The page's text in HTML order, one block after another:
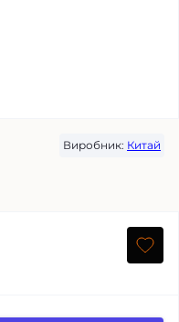
Виробник: Китай